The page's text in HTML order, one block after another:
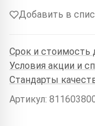
Добавить в
Срок и стоимость
Условия акции и
Стандарты
Артикул: